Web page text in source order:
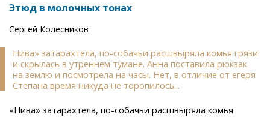
Этюд в молочных тонах
Сергей Колесников
Нива» затарахтела, по-собачьи расшвыряла комья грязи
и скрылась в утреннем тумане. Анна поставила рюкзак
на землю и посмотрела на часы. Нет, в отличие от егеря
Степана время никуда не торопилось...
«Нива» затарахтела, по-собачьи расшвыряла комья